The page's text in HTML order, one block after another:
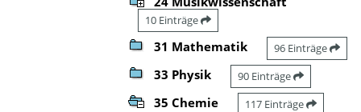
10 Einträge
31 Mathematik 96 Einträge
33 Physik 90 Einträge
35 Chemie 117 Einträge